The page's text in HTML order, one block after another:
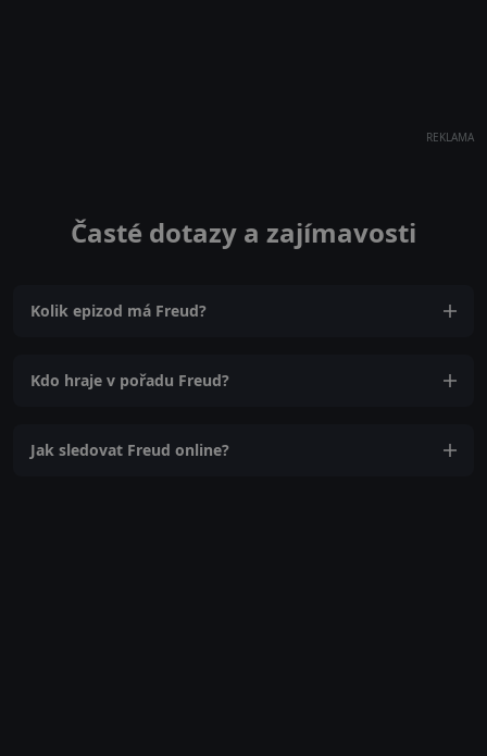
REKLAMA
Časté dotazy a zajímavosti
Kolik epizod má Freud?
Kdo hraje v pořadu Freud?
Jak sledovat Freud online?